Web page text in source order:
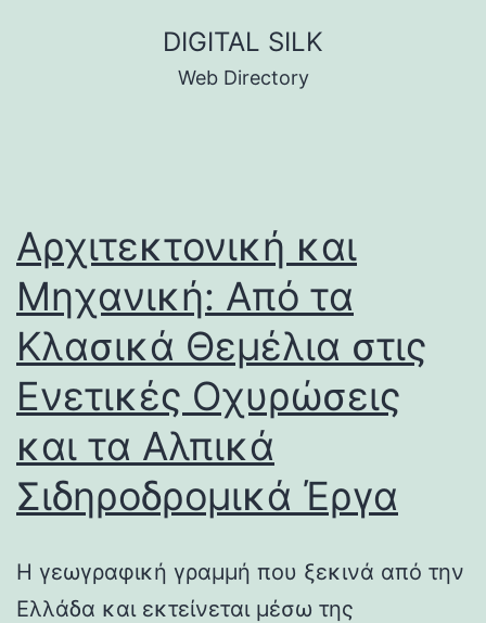
DIGITAL SILK
Web Directory
Αρχιτεκτονική και
Μηχανική: Από τα
Κλασικά Θεμέλια στις
Ενετικές Οχυρώσεις
και τα Αλπικά
Σιδηροδρομικά Έργα
Η γεωγραφική γραμμή που ξεκινά από την
Ελλάδα και εκτείνεται μέσω της